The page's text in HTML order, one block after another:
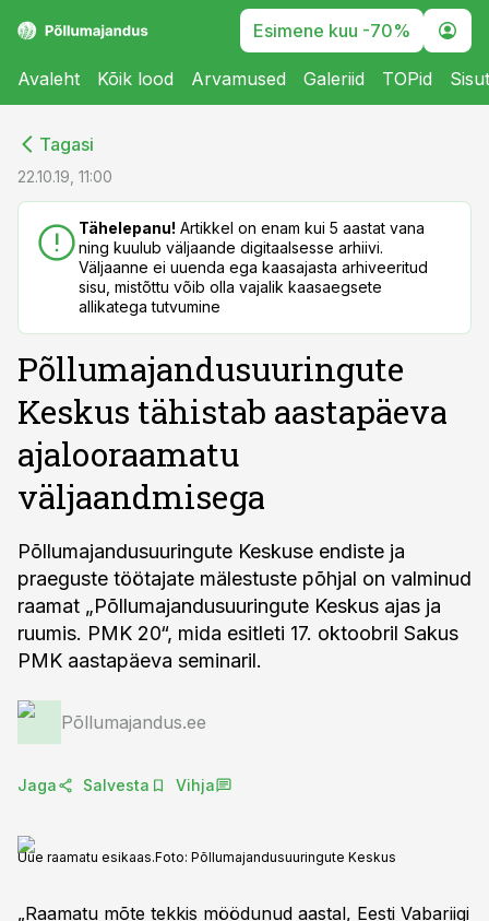
Esimene kuu -70%
Avaleht Kõik lood Arvamused Galeriid TOPid
Tagasi
22.10.19, 11:00
Tähelepanu! Artikkel on enam kui 5 aastat vana
ning kuulub väljaande digitaalsesse arhiivi.
Väljaanne ei uuenda ega kaasajasta arhiveeritud
sisu, mistõttu võib olla vajalik kaasaegsete
allikatega tutvumine
Põllumajandusuuringute
Keskus tähistab aastapäeva
ajalooraamatu
väljaandmisega
Põllumajandusuuringute Keskuse endiste ja
praeguste töötajate mälestuste põhjal on valminud
raamat „Põllumajandusuuringute Keskus ajas ja
ruumis. PMK 20“, mida esitleti 17. oktoobril Sakus
PMK aastapäeva seminaril.
Põllumajandus.ee
Jaga Salvesta Vihja
Uue raamatu esikaas.Foto: Põllumajandusuuringute Keskus
„Raamatu mõte tekkis möödunud aastal, Eesti Vabariigi